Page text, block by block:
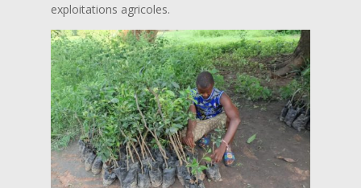
exploitations agricoles.